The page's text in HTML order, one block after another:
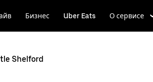
Бизнес Uber Eats О сервисе
Shelford